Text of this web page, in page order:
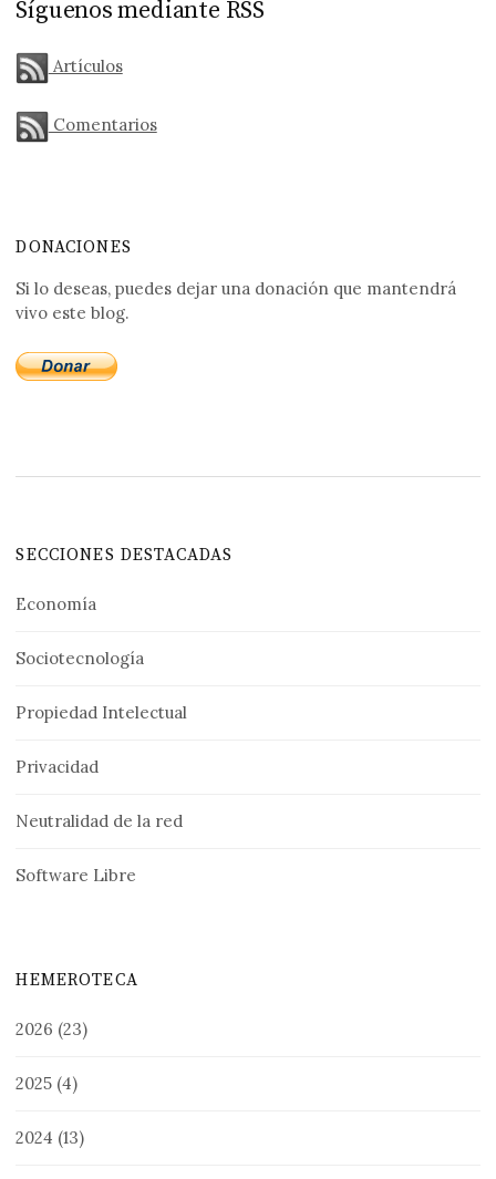
Síguenos mediante RSS
Artículos
Comentarios
DONACIONES
Si lo deseas, puedes dejar una donación que mantendrá
vivo este blog.
SECCIONES DESTACADAS
Economía
Sociotecnología
Propiedad Intelectual
Privacidad
Neutralidad de la red
Software Libre
HEMEROTECA
2026 (23)
2025 (4)
2024 (13)